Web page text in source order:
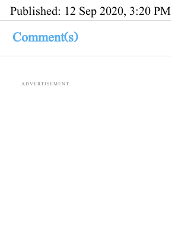
Published: 12 Sep 2020, 3:20 PM
Comment(s)
ADVERTISEMENT